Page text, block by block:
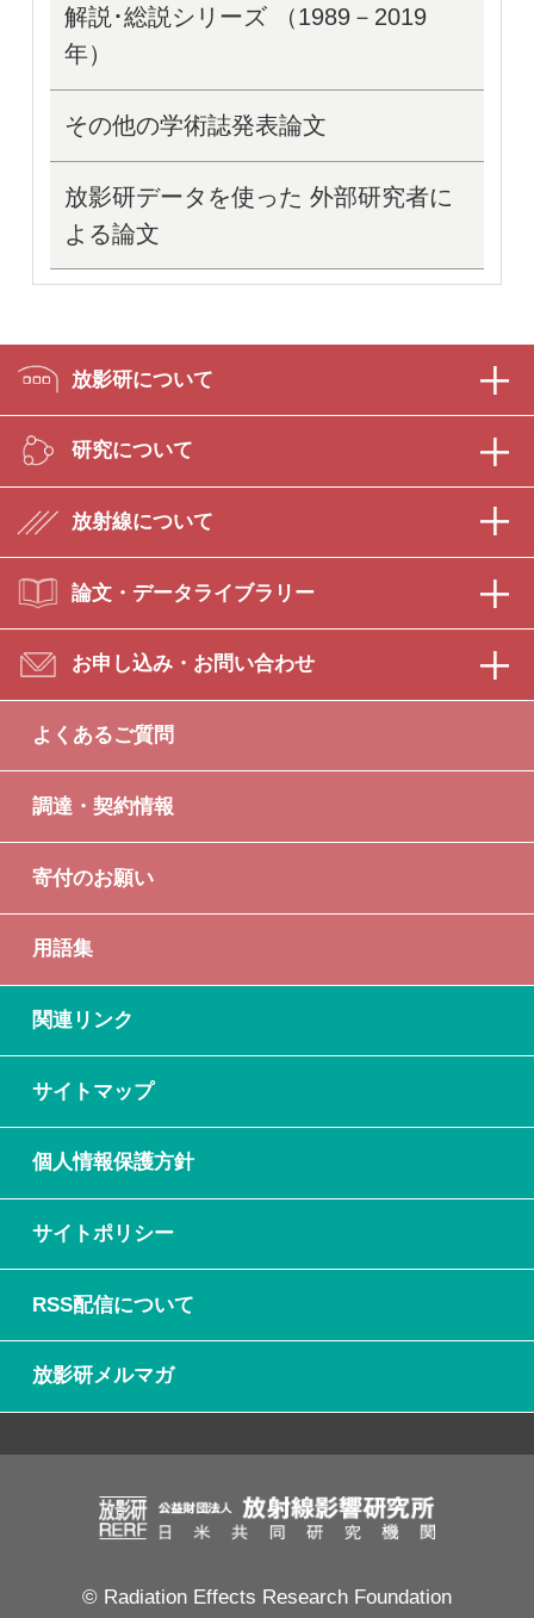
解説･総説シリーズ （1989－2019
年）
その他の学術誌発表論文
放影研データを使った 外部研究者に
よる論文
放影研について
研究について
放射線について
論文・データライブラリー
お申し込み・お問い合わせ
よくあるご質問
調達・契約情報
寄付のお願い
用語集
関連リンク
サイトマップ
個人情報保護方針
サイトポリシー
RSS配信について
放影研メルマガ
© Radiation Effects Research Foundation